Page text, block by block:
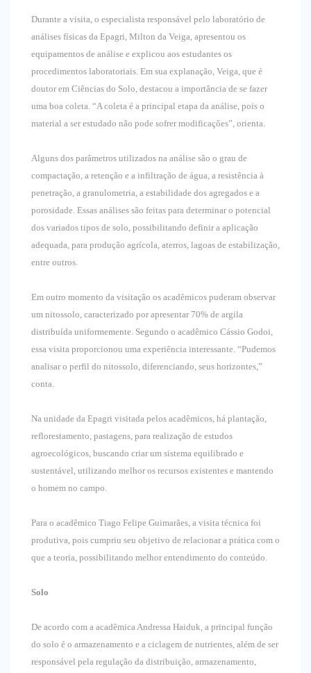
Durante a visita, o especialista responsável pelo laboratório de
análises físicas da Epagri, Milton da Veiga, apresentou os
equipamentos de análise e explicou aos estudantes os
procedimentos laboratoriais. Em sua explanação, Veiga, que é
doutor em Ciências do Solo, destacou a importância de se fazer
uma boa coleta. “A coleta é a principal etapa da análise, pois o
material a ser estudado não pode sofrer modificações”, orienta.
Alguns dos parâmetros utilizados na análise são o grau de
compactação, a retenção e a infiltração de água, a resistência à
penetração, a granulometria, a estabilidade dos agregados e a
porosidade. Essas análises são feitas para determinar o potencial
dos variados tipos de solo, possibilitando definir a aplicação
adequada, para produção agrícola, aterros, lagoas de estabilização,
entre outros.
Em outro momento da visitação os acadêmicos puderam observar
um nitossolo, caracterizado por apresentar 70% de argila
distribuída uniformemente. Segundo o acadêmico Cássio Godoi,
essa visita proporcionou uma experiência interessante. “Pudemos
analisar o perfil do nitossolo, diferenciando, seus horizontes,”
conta.
Na unidade da Epagri visitada pelos acadêmicos, há plantação,
reflorestamento, pastagens, para realização de estudos
agroecológicos, buscando criar um sistema equilibrado e
sustentável, utilizando melhor os recursos existentes e mantendo
o homem no campo.
Para o acadêmico Tiago Felipe Guimarães, a visita técnica foi
produtiva, pois cumpriu seu objetivo de relacionar a prática com o
que a teoria, possibilitando melhor entendimento do conteúdo.
Solo
De acordo com a acadêmica Andressa Haiduk, a principal função
do solo é o armazenamento e a ciclagem de nutrientes, além de ser
responsável pela regulação da distribuição, armazenamento,